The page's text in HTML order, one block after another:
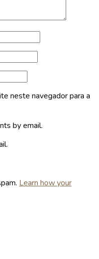
neste navegador para a
by email.
Learn how your